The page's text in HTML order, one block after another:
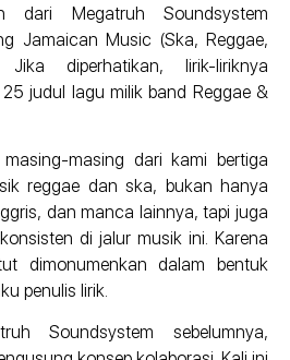
dari Megatruh Soundsystem
Jamaican Music (Ska, Reggae,
diperhatikan, lirik-liriknya
judul lagu milik band Reggae &
masing dari kami bertiga
reggae dan ska, bukan hanya
dan manca lainnya, tapi juga
di jalur musik ini. Karena
dimonumenkan dalam bentuk
penulis lirik.
Soundsystem sebelumnya,